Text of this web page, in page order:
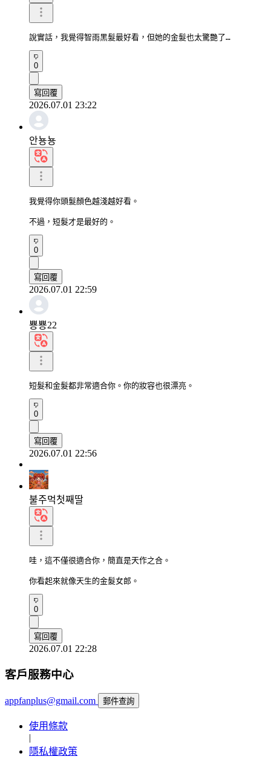
說實話，我覺得智雨黑髮最好看，但她的金髮也太驚艷了…
0
寫回覆
2026.07.01 23:22
안뇽뇽
我覺得你頭髮顏色越淺越好看。
不過，短髮才是最好的。
0
寫回覆
2026.07.01 22:59
뿅뿅22
短髮和金髮都非常適合你。你的妝容也很漂亮。
0
寫回覆
2026.07.01 22:56
불주먹첫째딸
哇，這不僅很適合你，簡直是天作之合。
你看起來就像天生的金髮女郎。
0
寫回覆
2026.07.01 22:28
客戶服務中心
appfanplus@gmail.com 郵件查詢
使用條款
|
隱私權政策